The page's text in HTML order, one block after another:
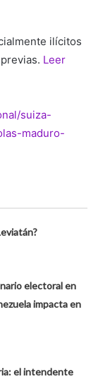
ilícitos
Leer
suiza-
maduro-
electoral en
impacta en
el intendente